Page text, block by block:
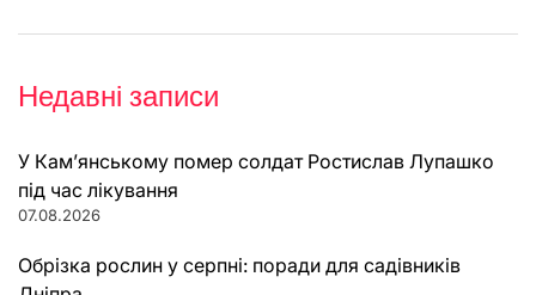
Недавні записи
У Кам’янському помер солдат Ростислав Лупашко
під час лікування
07.08.2026
Обрізка рослин у серпні: поради для садівників